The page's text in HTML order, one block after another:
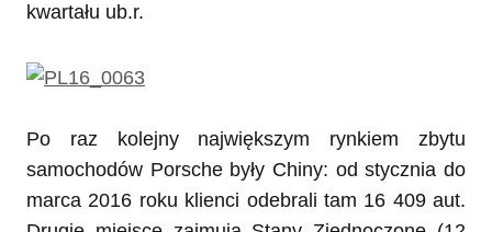
kwartału ub.r.
Po raz kolejny największym rynkiem zbytu
samochodów Porsche były Chiny: od stycznia do
marca 2016 roku klienci odebrali tam 16 409 aut.